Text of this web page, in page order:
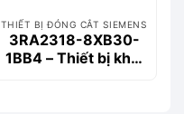
THIẾT BỊ ĐÓNG CẮT SIEMENS
3RA2318-8XB30-
1BB4 – Thiết bị khởi